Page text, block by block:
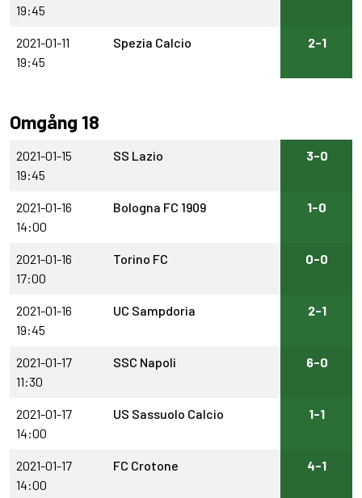
19:45
2021-01-11
19:45
Spezia Calcio 2-1
Omgång 18
2021-01-15
19:45
SS Lazio 3-0
2021-01-16
14:00
Bologna FC 1909 1-0
2021-01-16
17:00
Torino FC 0-0
2021-01-16
19:45
UC Sampdoria 2-1
2021-01-17
11:30
SSC Napoli 6-0
2021-01-17
14:00
US Sassuolo Calcio 1-1
2021-01-17
14:00
FC Crotone 4-1